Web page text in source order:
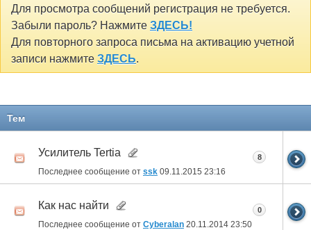
Для просмотра сообщений регистрация не требуется.
Забыли пароль? Нажмите ЗДЕСЬ!
Для повторного запроса письма на активацию учетной
записи нажмите ЗДЕСЬ.
Тем
Усилитель Tertia
Последнее сообщение от ssk 09.11.2015 23:16
8
Как нас найти
Последнее сообщение от Cyberalan 20.11.2014 23:50
0